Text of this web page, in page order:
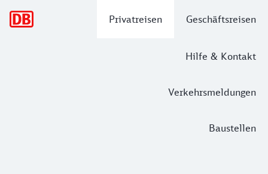
Privatreisen Geschäftsreisen
Hilfe & Kontakt
Verkehrsmeldungen
Baustellen